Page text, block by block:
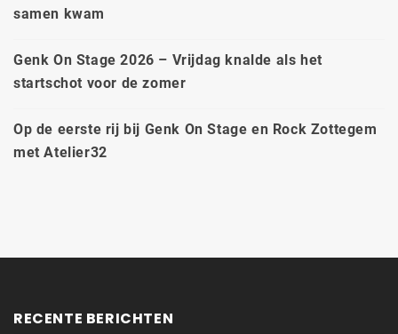
samen kwam
Genk On Stage 2026 – Vrijdag knalde als het
startschot voor de zomer
Op de eerste rij bij Genk On Stage en Rock Zottegem
met Atelier32
RECENTE BERICHTEN